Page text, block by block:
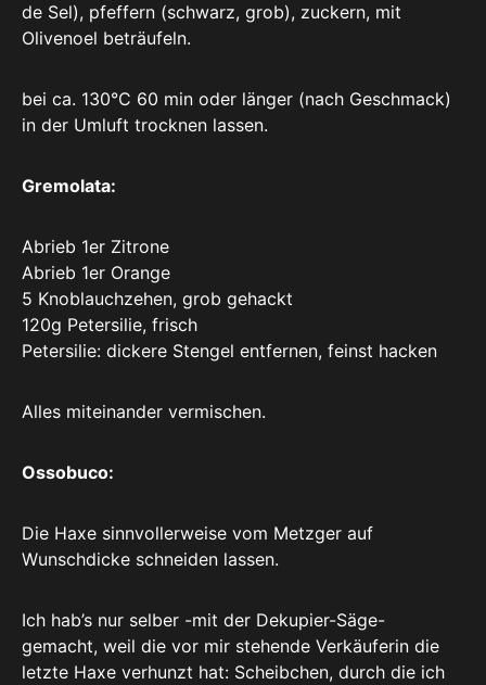
de Sel), pfeffern (schwarz, grob), zuckern, mit
Olivenoel beträufeln.
bei ca. 130°C 60 min oder länger (nach Geschmack)
in der Umluft trocknen lassen.
Gremolata:
Abrieb 1er Zitrone
Abrieb 1er Orange
5 Knoblauchzehen, grob gehackt
120g Petersilie, frisch
Petersilie: dickere Stengel entfernen, feinst hacken
Alles miteinander vermischen.
Ossobuco:
Die Haxe sinnvollerweise vom Metzger auf
Wunschdicke schneiden lassen.
Ich hab’s nur selber -mit der Dekupier-Säge-
gemacht, weil die vor mir stehende Verkäuferin die
letzte Haxe verhunzt hat: Scheibchen, durch die ich